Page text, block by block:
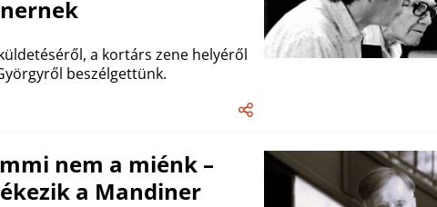
a kortárs zene helyéről
beszélgettünk.
nem a miénk –
a Mandiner